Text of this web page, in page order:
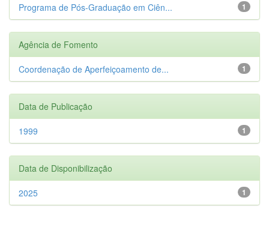
1
Programa de Pós-Graduação em Ciên...
Agência de Fomento
1
Coordenação de Aperfeiçoamento de...
Data de Publicação
1
1999
Data de Disponibilização
1
2025